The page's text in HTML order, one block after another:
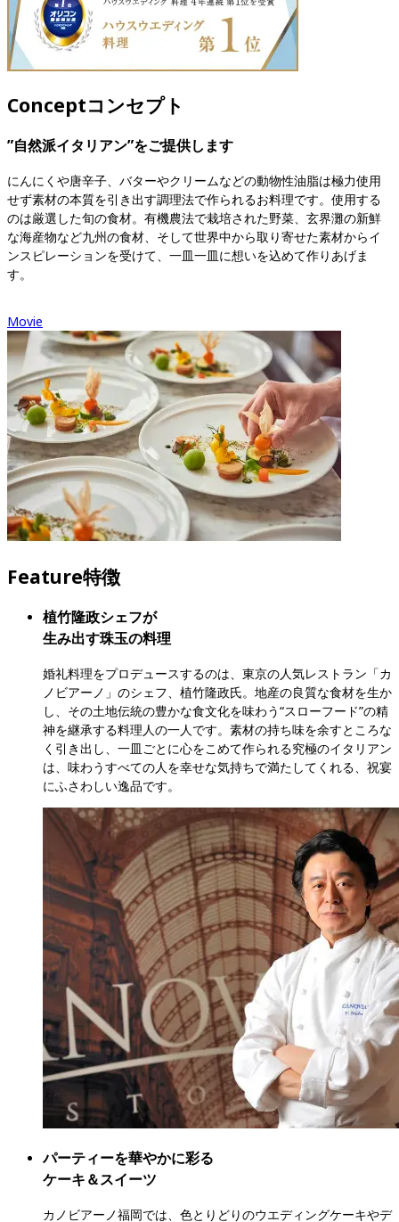
Conceptコンセプト
”自然派イタリアン”をご提供します
にんにくや唐辛子、バターやクリームなどの動物性油脂は極力使用
せず素材の本質を引き出す調理法で作られるお料理です。使用する
のは厳選した旬の食材。有機農法で栽培された野菜、玄界灘の新鮮
な海産物など九州の食材、そして世界中から取り寄せた素材からイ
ンスピレーションを受けて、一皿一皿に想いを込めて作りあげま
す。
Movie
Feature特徴
植竹隆政シェフが
生み出す珠玉の料理
婚礼料理をプロデュースするのは、東京の人気レストラン「カ
ノビアーノ」のシェフ、植竹隆政氏。地産の良質な食材を生か
し、その土地伝統の豊かな食文化を味わう“スローフード”の精
神を継承する料理人の一人です。素材の持ち味を余すところな
く引き出し、一皿ごとに心をこめて作られる究極のイタリアン
は、味わうすべての人を幸せな気持ちで満たしてくれる、祝宴
にふさわしい逸品です。
パーティーを華やかに彩る
ケーキ＆スイーツ
カノビアーノ福岡では、色とりどりのウエディングケーキやデ